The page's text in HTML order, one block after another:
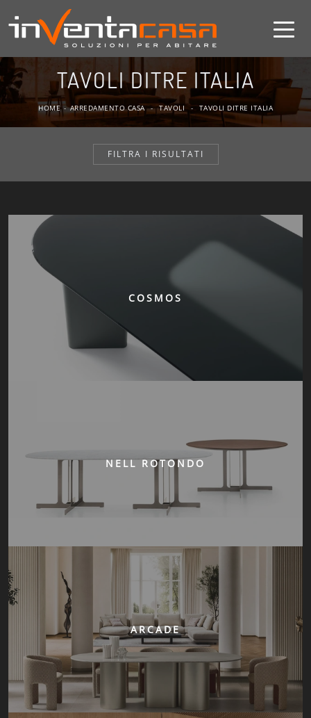
TAVOLI DITRE ITALIA
HOME - ARREDAMENTO CASA - TAVOLI - TAVOLI DITRE ITALIA
FILTRA I RISULTATI
COSMOS
NELL ROTONDO
ARCADE